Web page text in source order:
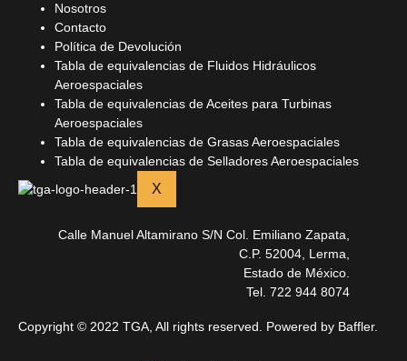
Nosotros
Contacto
Política de Devolución
Tabla de equivalencias de Fluidos Hidráulicos
Aeroespaciales
Tabla de equivalencias de Aceites para Turbinas
Aeroespaciales
Tabla de equivalencias de Grasas Aeroespaciales
Tabla de equivalencias de Selladores Aeroespaciales
X
Calle Manuel Altamirano S/N Col. Emiliano Zapata,
C.P. 52004, Lerma,
Estado de México.
Tel. 722 944 8074
Copyright © 2022 TGA, All rights reserved. Powered by Baffler.